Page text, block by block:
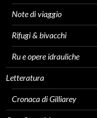
Note di viaggio
Rifugi & bivacchi
Ru e opere idrauliche
Letteratura
Cronaca di Gilliarey